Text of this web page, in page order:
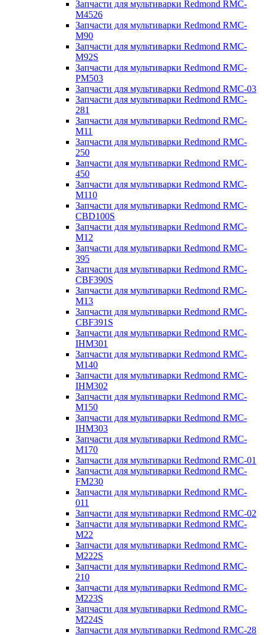
Запчасти для мультиварки Redmond RMC-
M4526
Запчасти для мультиварки Redmond RMC-
M90
Запчасти для мультиварки Redmond RMC-
M92S
Запчасти для мультиварки Redmond RMC-
PM503
Запчасти для мультиварки Redmond RMC-03
Запчасти для мультиварки Redmond RMC-
281
Запчасти для мультиварки Redmond RMC-
M11
Запчасти для мультиварки Redmond RMC-
250
Запчасти для мультиварки Redmond RMC-
450
Запчасти для мультиварки Redmond RMC-
M110
Запчасти для мультиварки Redmond RMC-
CBD100S
Запчасти для мультиварки Redmond RMC-
M12
Запчасти для мультиварки Redmond RMC-
395
Запчасти для мультиварки Redmond RMC-
CBF390S
Запчасти для мультиварки Redmond RMC-
M13
Запчасти для мультиварки Redmond RMC-
CBF391S
Запчасти для мультиварки Redmond RMC-
IHM301
Запчасти для мультиварки Redmond RMC-
M140
Запчасти для мультиварки Redmond RMC-
IHM302
Запчасти для мультиварки Redmond RMC-
M150
Запчасти для мультиварки Redmond RMC-
IHM303
Запчасти для мультиварки Redmond RMC-
M170
Запчасти для мультиварки Redmond RMC-01
Запчасти для мультиварки Redmond RMC-
FM230
Запчасти для мультиварки Redmond RMC-
011
Запчасти для мультиварки Redmond RMC-02
Запчасти для мультиварки Redmond RMC-
M22
Запчасти для мультиварки Redmond RMC-
M222S
Запчасти для мультиварки Redmond RMC-
210
Запчасти для мультиварки Redmond RMC-
M223S
Запчасти для мультиварки Redmond RMC-
M224S
Запчасти для мультиварки Redmond RMC-28